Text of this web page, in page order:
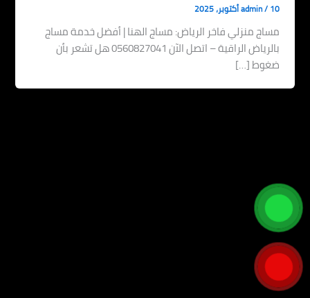
admin/10 أكتوبر، 2025
مساج منزلي فاخر الرياض: مساج الهنا | أفضل خدمة مساج
بالرياض الراقية – اتصل الآن 0560827041 هل تشعر بأن
ضغوط […]